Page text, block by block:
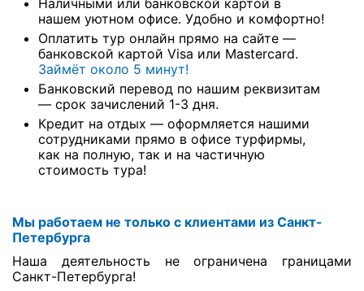
Наличными или банковской картой в
нашем уютном офисе. Удобно и комфортно!
Оплатить тур онлайн прямо на сайте —
банковской картой Visa или Mastercard.
Займёт около 5 минут!
Банковский перевод по нашим реквизитам
— срок зачислений 1-3 дня.
Кредит на отдых — оформляется нашими
сотрудниками прямо в офисе турфирмы,
как на полную, так и на частичную
стоимость тура!
Мы работаем не только с клиентами из Санкт-
Петербурга
Наша деятельность не ограничена границами
Санкт-Петербурга!